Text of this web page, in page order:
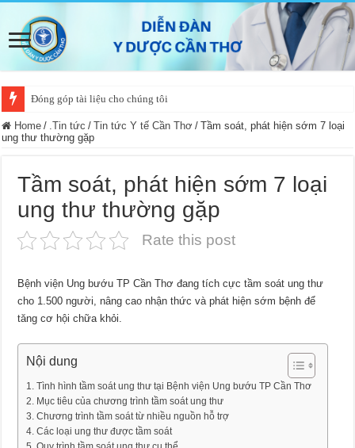
Đóng góp tài liệu cho chúng tôi
Home / .Tin tức / Tin tức Y tế Cần Thơ / Tầm soát, phát hiện sớm 7 loại
ung thư thường gặp
Tầm soát, phát hiện sớm 7 loại
ung thư thường gặp
Rate this post
Bệnh viện Ung bướu TP Cần Thơ đang tích cực tầm soát ung thư
cho 1.500 người, nâng cao nhận thức và phát hiện sớm bệnh để
tăng cơ hội chữa khỏi.
Nội dung
Tình hình tầm soát ung thư tại Bệnh viện Ung bướu TP Cần Thơ
Mục tiêu của chương trình tầm soát ung thư
Chương trình tầm soát từ nhiều nguồn hỗ trợ
Các loại ung thư được tầm soát
Quy trình tầm soát ung thư cụ thể